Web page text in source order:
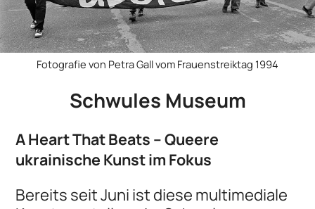
Fotografie von Petra Gall vom Frauenstreiktag 1994
Schwules Museum
A Heart That Beats – Queere
ukrainische Kunst im Fokus
Bereits seit Juni ist diese multimediale